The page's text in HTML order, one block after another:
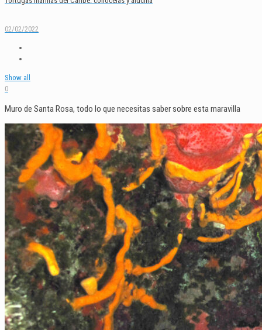
02/02/2022
Show all
0
Muro de Santa Rosa, todo lo que necesitas saber sobre esta maravilla